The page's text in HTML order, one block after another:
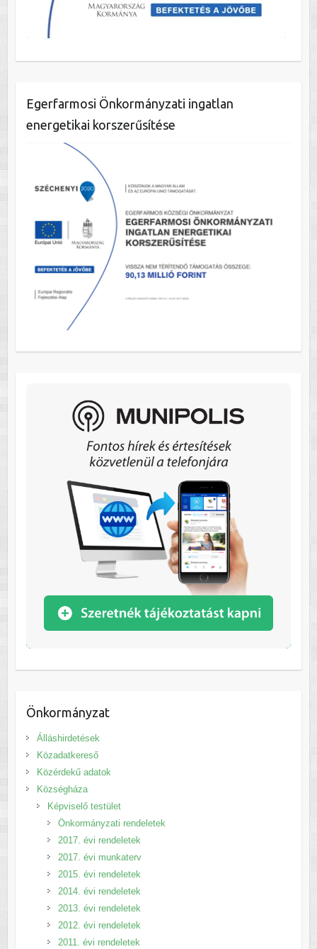
Egerfarmosi Önkormányzati ingatlan
energetikai korszerűsítése
Önkormányzat
Álláshirdetések
Közadatkereső
Közérdekű adatok
Községháza
Képviselő testület
Önkormányzati rendeletek
2017. évi rendeletek
2017. évi munkaterv
2015. évi rendeletek
2014. évi rendeletek
2013. évi rendeletek
2012. évi rendeletek
2011. évi rendeletek